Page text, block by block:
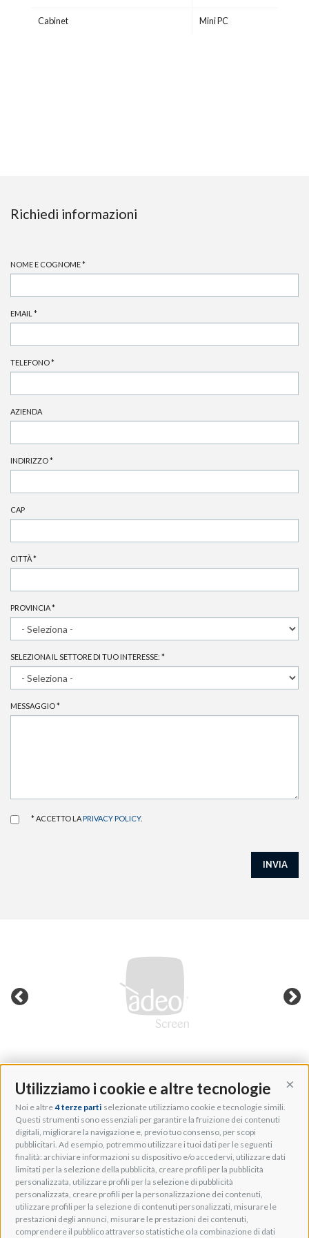
Utilizziamo i cookie e altre tecnologie
Noi e altre 4 terze parti selezionate utilizziamo cookie e tecnologie simili.
Questi strumenti sono essenziali per garantire la fruizione dei contenuti
digitali, migliorare la navigazione e, previo tuo consenso, per scopi
pubblicitari. Ad esempio, potremmo utilizzare i tuoi dati per le seguenti
finalità: archiviare informazioni su dispositivo e/o accedervi, utilizzare dati
limitati per la selezione della pubblicità, creare profili per la pubblicità
personalizzata, utilizzare profili per la selezione di pubblicità
personalizzata, creare profili per la personalizzazione dei contenuti,
utilizzare profili per la selezione di contenuti personalizzati, misurare le
prestazioni degli annunci, misurare le prestazioni dei contenuti,
comprendere il pubblico attraverso statistiche o la combinazione di dati
Cabinet Mini PC
Richiedi informazioni
NOME E COGNOME*
EMAIL *
TELEFONO*
AZIENDA
INDIRIZZO*
CAP
CITTÀ*
PROVINCIA*
SELEZIONA IL SETTORE DI TUO INTERESSE: *
MESSAGGIO*
* ACCETTO LA PRIVACY POLICY.
INVIA
Adeo Group S.r.l.
Via della Zarga, 50
Lavis, 38015 TN, Italy
Tel: +39 0461 248211
P.IVA: IT01262500224
PEC: pec@pec.adeogroup.it
SDI: T04ZHR3
info@adeogroup.it